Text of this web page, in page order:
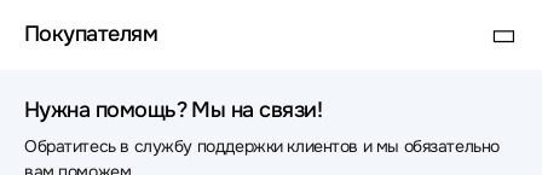
Покупателям
Нужна помощь? Мы на связи!
Обратитесь в службу поддержки клиентов и мы обязательно